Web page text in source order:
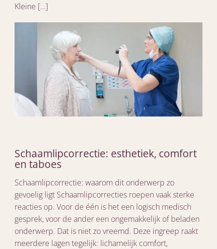
Kleine […]
Schaamlipcorrectie: esthetiek, comfort
en taboes
Schaamlipcorrectie: waarom dit onderwerp zo
gevoelig ligt Schaamlipcorrecties roepen vaak sterke
reacties op. Voor de één is het een logisch medisch
gesprek, voor de ander een ongemakkelijk of beladen
onderwerp. Dat is niet zo vreemd. Deze ingreep raakt
meerdere lagen tegelijk: lichamelijk comfort,